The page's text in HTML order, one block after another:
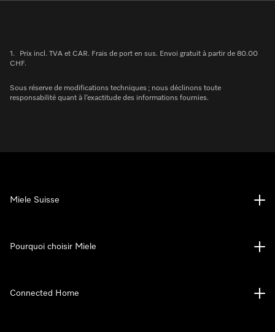
1.
Prix incl. TVA et CAR. Frais de port en sus. Envoi gratuit à partir de 80.00
CHF.
Sous réserve de modifications techniques ; nous déclinons toute
responsabilité quant à l’exactitude des informations fournies.
Miele Suisse
Pourquoi choisir Miele
Connected Home